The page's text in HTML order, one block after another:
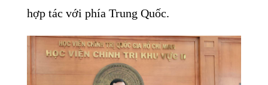
hợp tác với phía Trung Quốc.